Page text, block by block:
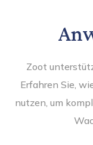
Zoot
Erfahren Sie,
nutzen, um